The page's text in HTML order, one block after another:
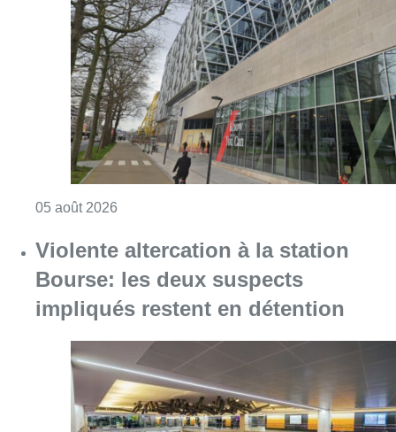
Violente altercation à la station
Bourse: les deux suspects
impliqués restent en détention
05 août 2026Consulter l'article "Violente altercation à la
Germaine Rimbout sort de l’oubli
aux Musées royaux des Beaux-Arts